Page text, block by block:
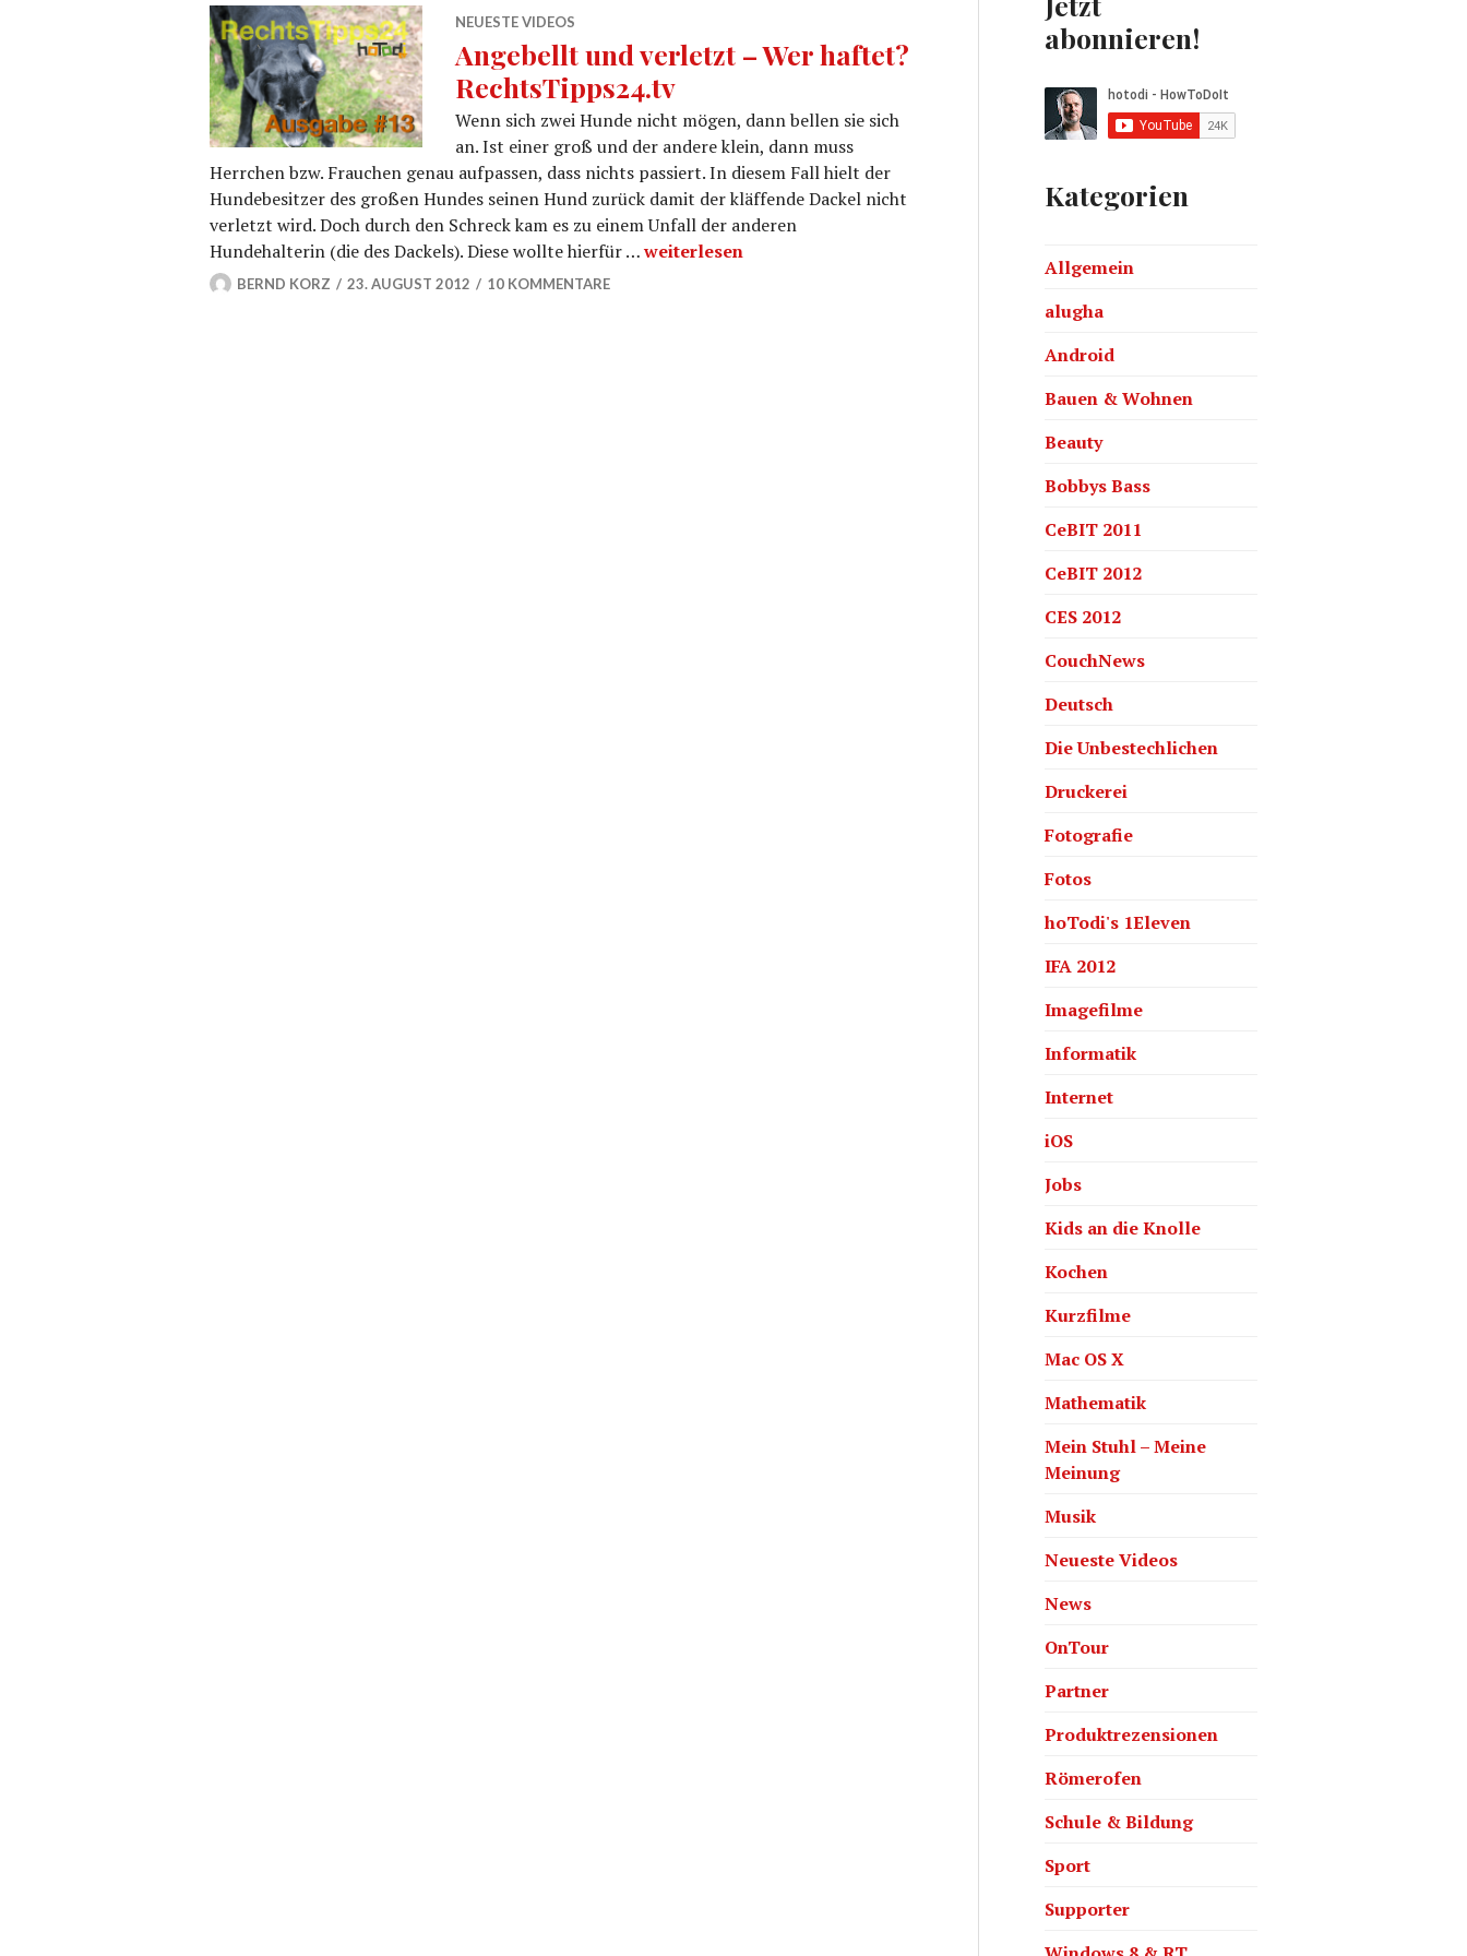
NEUESTE VIDEOS
Angebellt und verletzt – Wer haftet?
RechtsTipps24.tv
Wenn sich zwei Hunde nicht mögen, dann bellen sie sich
an. Ist einer groß und der andere klein, dann muss
Herrchen bzw. Frauchen genau aufpassen, dass nichts passiert. In diesem Fall hielt der
Hundebesitzer des großen Hundes seinen Hund zurück damit der kläffende Dackel nicht
verletzt wird. Doch durch den Schreck kam es zu einem Unfall der anderen
Hundehalterin (die des Dackels). Diese wollte hierfür …Angebellt und verletzt – Wer haftet? RechtsTipps24.tv
weiterlesen
BERND KORZ 23. AUGUST 2012 10 KOMMENTARE
abonnieren!
Kategorien
Allgemein
alugha
Android
Bauen & Wohnen
Beauty
Bobbys Bass
CeBIT 2011
CeBIT 2012
CES 2012
CouchNews
Deutsch
Die Unbestechlichen
Druckerei
Fotografie
Fotos
hoTodi's 1Eleven
IFA 2012
Imagefilme
Informatik
Internet
iOS
Jobs
Kids an die Knolle
Kochen
Kurzfilme
Mac OS X
Mathematik
Mein Stuhl – Meine
Meinung
Musik
Neueste Videos
News
OnTour
Partner
Produktrezensionen
Römerofen
Schule & Bildung
Sport
Supporter